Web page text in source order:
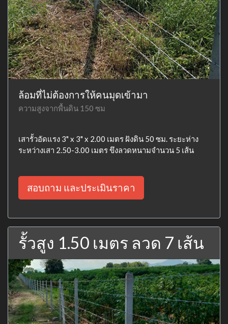
ล้อมที่ไม่ต้องการให้คนมุดเข้ามา
ความสูงจากพื้นดิน 150 ซม
เสารั้วอัดแรง 3" x 3" x 2.00 เมตร ฝังดิน 50 ซม. ระยะห่าง
ระหว่างเสา 2.50-3.00 เมตร ขึงลวดหนามจำนวน 5 เส้น
สอบถาม และประเมินราคา
รั้วสูง 1.50 เมตร ลวด 7 เส้น